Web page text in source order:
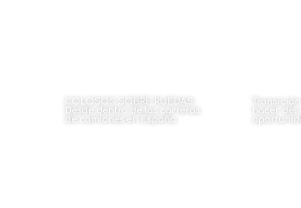
COLOSOS SOBRE RUEDAS:
Desde dentro de las carreras
de camiones en España
hacer del